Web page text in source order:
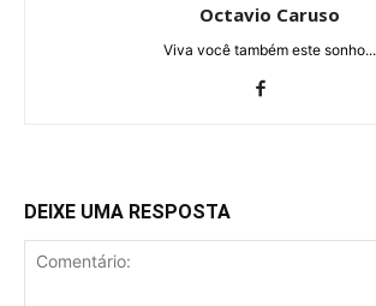
Octavio Caruso
Viva você também este sonho...
DEIXE UMA RESPOSTA